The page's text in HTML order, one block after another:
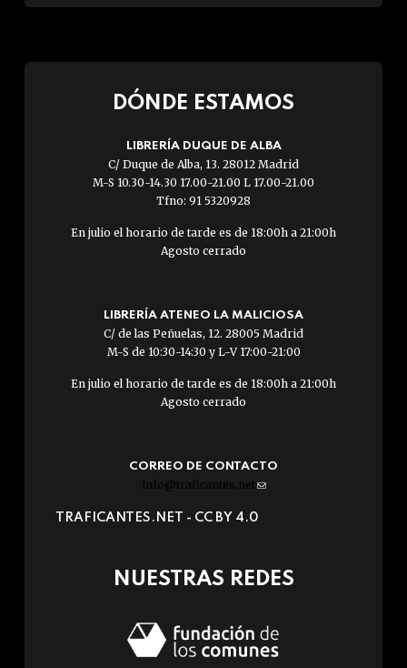
DÓNDE ESTAMOS
LIBRERÍA DUQUE DE ALBA
C/ Duque de Alba, 13. 28012 Madrid
M-S 10.30-14.30 17.00-21.00 L 17.00-21.00
Tfno: 91 5320928
En julio el horario de tarde es de 18:00h a 21:00h
Agosto cerrado
LIBRERÍA ATENEO LA MALICIOSA
C/ de las Peñuelas, 12. 28005 Madrid
M-S de 10:30-14:30 y L-V 17:00-21:00
En julio el horario de tarde es de 18:00h a 21:00h
Agosto cerrado
CORREO DE CONTACTO
info@traficantes.net (link
e-
TRAFICANTES.NET - CC BY 4.0
NUESTRAS REDES